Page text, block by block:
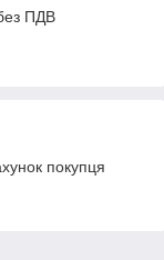
ПДВ
покупця